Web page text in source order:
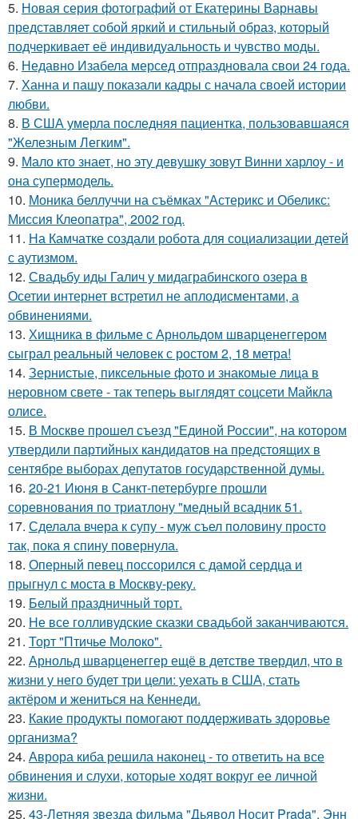
5. Новая серия фотографий от Екатерины Варнавы
представляет собой яркий и стильный образ, который
подчеркивает её индивидуальность и чувство моды.
6. Недавно Изабела мерсед отпраздновала свои 24 года.
7. Ханна и пашу показали кадры с начала своей истории
любви.
8. В США умерла последняя пациентка, пользовавшаяся
"Железным Легким".
9. Мало кто знает, но эту девушку зовут Винни харлоу - и
она супермодель.
10. Моника беллуччи на съёмках "Астерикс и Обеликс:
Миссия Клеопатра", 2002 год.
11. На Камчатке создали робота для социализации детей
с аутизмом.
12. Свадьбу иды Галич у мидаграбинского озера в
Осетии интернет встретил не аплодисментами, а
обвинениями.
13. Хищника в фильме с Арнольдом шварценеггером
сыграл реальный человек с ростом 2, 18 метра!
14. Зернистые, пиксельные фото и знакомые лица в
неровном свете - так теперь выглядят соцсети Майкла
олисе.
15. В Москве прошел съезд "Единой России", на котором
утвердили партийных кандидатов на предстоящих в
сентябре выборах депутатов государственной думы.
16. 20-21 Июня в Санкт-петербурге прошли
соревнования по триатлону "медный всадник 51.
17. Сделала вчера к супу - муж съел половину просто
так, пока я спину повернула.
18. Оперный певец поссорился с дамой сердца и
прыгнул с моста в Москву-реку.
19. Белый праздничный торт.
20. Не все голливудские сказки свадьбой заканчиваются.
21. Торт "Птичье Молоко".
22. Арнольд шварценеггер ещё в детстве твердил, что в
жизни у него будет три цели: уехать в США, стать
актёром и жениться на Кеннеди.
23. Какие продукты помогают поддерживать здоровье
организма?
24. Аврора киба решила наконец - то ответить на все
обвинения и слухи, которые ходят вокруг ее личной
жизни.
25. 43-Летняя звезда фильма "Дьявол Носит Prada", Энн